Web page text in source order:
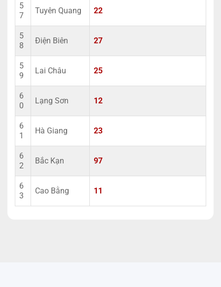
5
7
Tuyên Quang 22
5
8
Điện Biên 27
5
9
Lai Châu 25
6
0
Lạng Sơn 12
6
1
Hà Giang 23
6
2
Bắc Kạn 97
6
3
Cao Bằng 11